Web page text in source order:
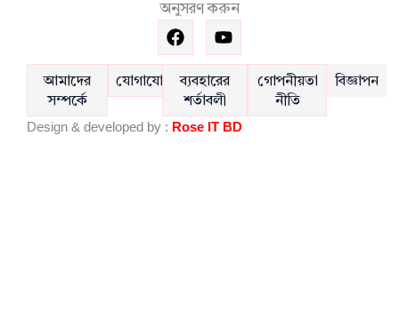
অনুসরণ করুন
F
a
c
e
b
o
o
Y
o
u
t
u
b
e
আমাদের
সম্পর্কে
যোগাযোগ
ব্যবহারের
শর্তাবলী
গোপনীয়তা
নীতি
বিজ্ঞাপন
Design & developed by : Rose IT BD